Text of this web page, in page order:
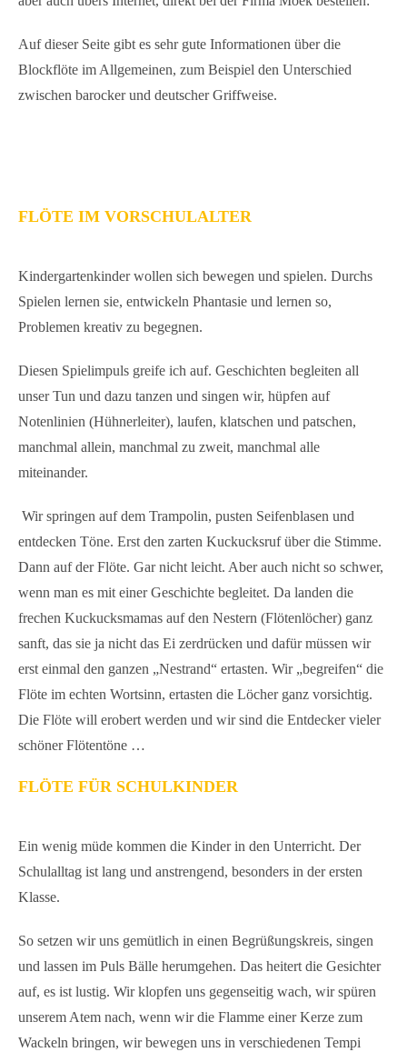
Auf dieser Seite gibt es sehr gute Informationen über die
Blockflöte im Allgemeinen, zum Beispiel den Unterschied
zwischen barocker und deutscher Griffweise.
FLÖTE IM VORSCHULALTER
Kindergartenkinder wollen sich bewegen und spielen. Durchs
Spielen lernen sie, entwickeln Phantasie und lernen so,
Problemen kreativ zu begegnen.
Diesen Spielimpuls greife ich auf. Geschichten begleiten all
unser Tun und dazu tanzen und singen wir, hüpfen auf
Notenlinien (Hühnerleiter), laufen, klatschen und patschen,
manchmal allein, manchmal zu zweit, manchmal alle
miteinander.
Wir springen auf dem Trampolin, pusten Seifenblasen und
entdecken Töne. Erst den zarten Kuckucksruf über die Stimme.
Dann auf der Flöte. Gar nicht leicht. Aber auch nicht so schwer,
wenn man es mit einer Geschichte begleitet. Da landen die
frechen Kuckucksmamas auf den Nestern (Flötenlöcher) ganz
sanft, das sie ja nicht das Ei zerdrücken und dafür müssen wir
erst einmal den ganzen „Nestrand“ ertasten. Wir „begreifen“ die
Flöte im echten Wortsinn, ertasten die Löcher ganz vorsichtig.
Die Flöte will erobert werden und wir sind die Entdecker vieler
schöner Flötentöne …
FLÖTE FÜR SCHULKINDER
Ein wenig müde kommen die Kinder in den Unterricht. Der
Schulalltag ist lang und anstrengend, besonders in der ersten
Klasse.
So setzen wir uns gemütlich in einen Begrüßungskreis, singen
und lassen im Puls Bälle herumgehen. Das heitert die Gesichter
auf, es ist lustig. Wir klopfen uns gegenseitig wach, wir spüren
unserem Atem nach, wenn wir die Flamme einer Kerze zum
Wackeln bringen, wir bewegen uns in verschiedenen Tempi